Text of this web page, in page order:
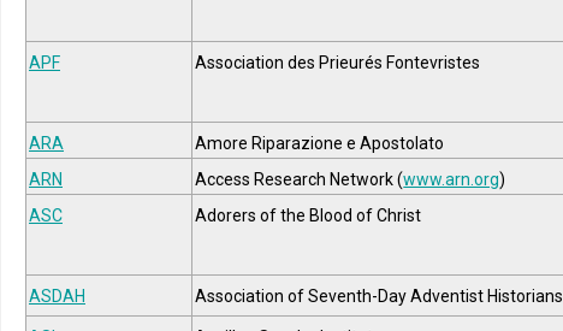
APF Association des Prieurés Fontevristes
ARA Amore Riparazione e Apostolato
ARN Access Research Network (www.arn.org)
ASC Adorers of the Blood of Christ
ASDAH Association of Seventh-Day Adventist Historians